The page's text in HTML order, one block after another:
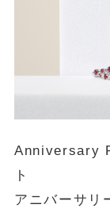
Anniversary
ト
アニバーサリ